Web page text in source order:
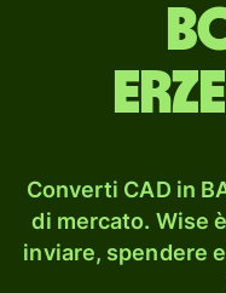
Converti CAD in
di mercato. Wise
inviare, spendere